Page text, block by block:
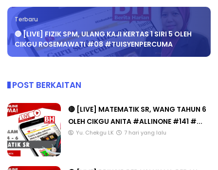
Terbaru
🔴 [LIVE] FIZIK SPM, ULANG KAJI KERTAS 1 SIRI 5 OLEH
CIKGU ROSEMAWATI #08 #TUISYENPERCUMA
POST BERKAITAN
🔴 [LIVE] MATEMATIK SR, WANG TAHUN 6
OLEH CIKGU ANITA #ALLINONE #141 #...
Yu. Chekgu LK 7 hari yang lalu